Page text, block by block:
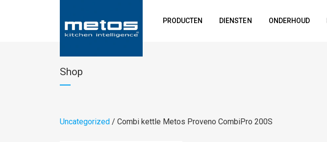
PRODUCTEN DIENSTEN ONDERHOUD
Shop
Uncategorized / Combi kettle Metos Proveno CombiPro 200S